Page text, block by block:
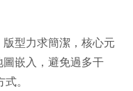
版型力求簡潔，核心元
嵌入，避免過多干
。